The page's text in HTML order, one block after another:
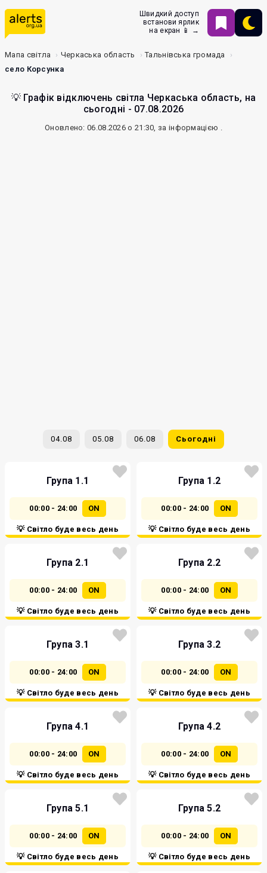
Швидкий доступ
встанови ярлик
на екран 📱 →
Мапа світла Черкаська область
Тальнівська громада
село Корсунка
💡 Графік відключень світла Черкаська область, на
сьогодні - 07.08.2026
Оновлено: 06.08.2026 о 21:30, за інформацією .
04.08 05.08 06.08 Сьогодні
Група 1.1
00:00 - 24:00 ON
💡 Світло буде весь день
Група 1.2
00:00 - 24:00 ON
💡 Світло буде весь день
Група 2.1
00:00 - 24:00 ON
💡 Світло буде весь день
Група 2.2
00:00 - 24:00 ON
💡 Світло буде весь день
Група 3.1
00:00 - 24:00 ON
💡 Світло буде весь день
Група 3.2
00:00 - 24:00 ON
💡 Світло буде весь день
Група 4.1
00:00 - 24:00 ON
💡 Світло буде весь день
Група 4.2
00:00 - 24:00 ON
💡 Світло буде весь день
Група 5.1
00:00 - 24:00 ON
💡 Світло буде весь день
Група 5.2
00:00 - 24:00 ON
💡 Світло буде весь день